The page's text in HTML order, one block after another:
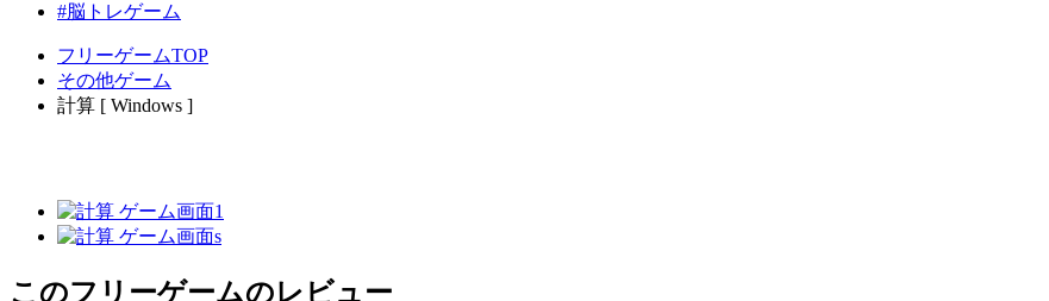
#脳トレゲーム
フリーゲームTOP
その他ゲーム
計算 [ Windows ]
このフリーゲームのレビュー